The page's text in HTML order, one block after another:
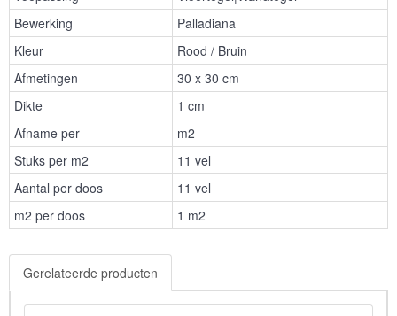
Bewerking
Palladiana
Kleur
Rood / Bruin
Afmetingen
30 x 30 cm
Dikte
1 cm
Afname per
m2
Stuks per m2
11 vel
Aantal per doos
11 vel
m2 per doos
1 m2
Gerelateerde producten